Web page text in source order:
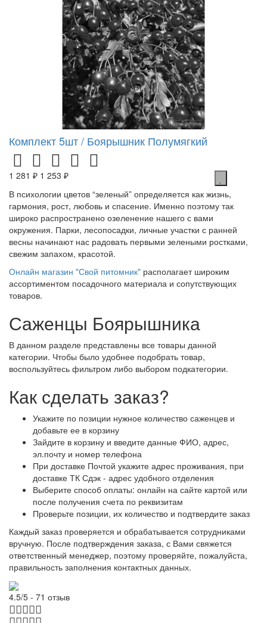
Комплект 5шт / Боярышник Полумягкий
1 281 ₽ 1 253 ₽
В психологии цветов “зеленый” определяется как жизнь,
гармония, рост, любовь и спасение. Именно поэтому так
широко распространено озеленение нашего с вами
окружения. Парки, лесопосадки, личные участки с ранней
весны начинают нас радовать первыми зелеными ростками,
свежим запахом, красотой.
Онлайн магазин "Свой питомник" располагает широким
ассортиментом посадочного материала и сопутствующих
товаров.
Саженцы Боярышника
В данном разделе представлены все товары данной
категории. Чтобы было удобнее подобрать товар,
воспользуйтесь фильтром либо выбором подкатегории.
Как сделать заказ?
Укажите по позиции нужное количество саженцев и
добавьте ее в корзину
Зайдите в корзину и введите данные ФИО, адрес,
эл.почту и номер телефона
При доставке Почтой укажите адрес проживания, при
доставке ТК Сдэк - адрес удобного отделения
Выберите способ оплаты: онлайн на сайте картой или
после получения счета по реквизитам
Проверьте позиции, их количество и подтвердите заказ
Каждый заказ проверяется и обрабатывается сотрудниками
вручную. После подтверждения заказа, с Вами свяжется
ответственный менеджер, поэтому проверяйте, пожалуйста,
правильность заполнения контактных данных.
4.5/5 - 71 отзыв